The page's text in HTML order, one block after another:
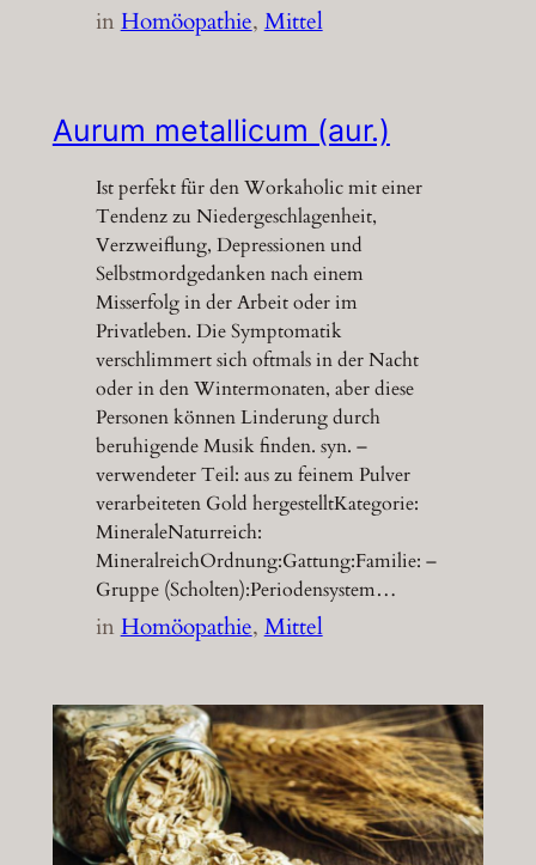
inHomöopathie, Mittel
Aurum metallicum (aur.)
Ist perfekt für den Workaholic mit einer
Tendenz zu Niedergeschlagenheit,
Verzweiflung, Depressionen und
Selbstmordgedanken nach einem
Misserfolg in der Arbeit oder im
Privatleben. Die Symptomatik
verschlimmert sich oftmals in der Nacht
oder in den Wintermonaten, aber diese
Personen können Linderung durch
beruhigende Musik finden. syn. –
verwendeter Teil: aus zu feinem Pulver
verarbeiteten Gold hergestelltKategorie:
MineraleNaturreich:
MineralreichOrdnung:Gattung:Familie: –
Gruppe (Scholten):Periodensystem…
inHomöopathie, Mittel